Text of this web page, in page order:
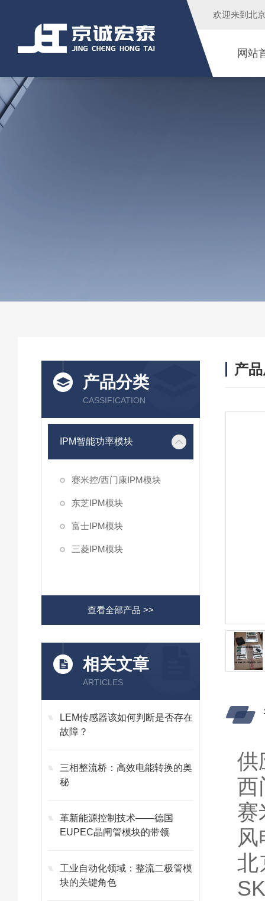
欢迎来到 北
网站
产品分类
CASSIFICATION
IPM智能功率模块
赛米控/西门康IPM模块
东芝IPM模块
富士IPM模块
三菱IPM模块
查看全部产品 >>
相关文章
ARTICLES
LEM传感器该如何判断是否存在
故障？
三相整流桥：高效电能转换的奥
秘
革新能源控制技术——德国
EUPEC晶闸管模块的带领
工业自动化领域：整流二极管模
块的关键角色
产
供
西
赛
北